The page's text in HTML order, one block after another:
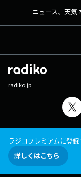
ニュース、天気
radiko.jp
ラジコプレミアムに登
詳しくはこちら